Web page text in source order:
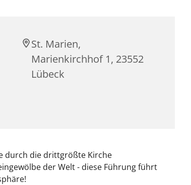
St. Marien,
Marienkirchhof 1, 23552
Lübeck
durch die drittgrößte Kirche
der Welt - diese Führung führt